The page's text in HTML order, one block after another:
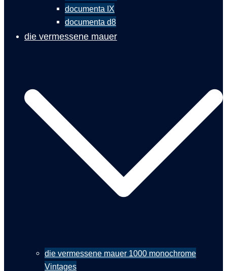
documenta IX
documenta d8
die vermessene mauer
die vermessene mauer 1000 monochrome
Vintages